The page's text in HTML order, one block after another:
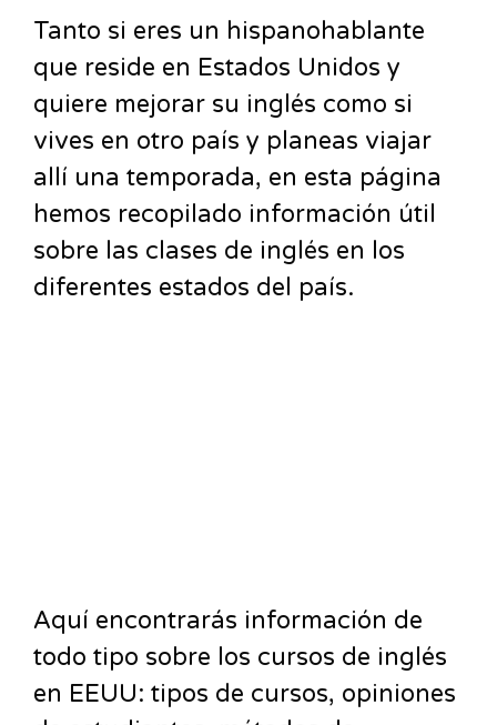
Tanto si eres un hispanohablante
que reside en Estados Unidos y
quiere mejorar su inglés como si
vives en otro país y planeas viajar
allí una temporada, en esta página
hemos recopilado información útil
sobre las clases de inglés en los
diferentes estados del país.
Aquí encontrarás información de
todo tipo sobre los cursos de inglés
en EEUU: tipos de cursos, opiniones